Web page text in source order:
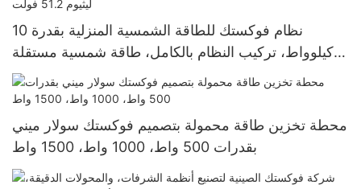
نظام فوكستك للطاقة الشمسية المنزلية بقدرة 10
كيلوواط، تركيب النظام بالكامل، طاقة شمسية مستقلة
عن الشبكة، محول طاقة، بطارية ليثيوم 51.2 فولت
محطة تخزين طاقة محمولة بتصميم فوكستك سولار ميني
بقدرات 500 واط، 1000 واط، 1500 واط